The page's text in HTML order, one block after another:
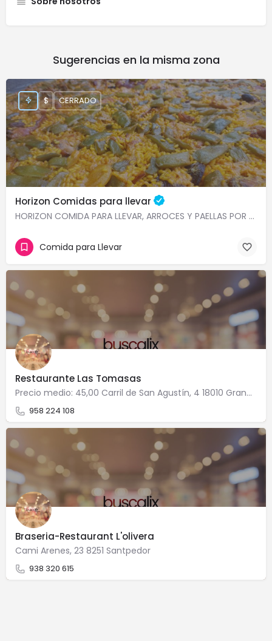
Sugerencias en la misma zona
Horizon Comidas para llevar
HORIZON COMIDA PARA LLEVAR, ARROCES Y PAELLAS POR ENCARGO, COMIDA CASERA VALENCIA CENTRO En Horizon…
$ CERRADO
Comida para Llevar
Restaurante Las Tomasas
Precio medio: 45,00 Carril de San Agustín, 4 18010 Granada
958 224 108
Braseria-Restaurant L'olivera
Cami Arenes, 23 8251 Santpedor
938 320 615